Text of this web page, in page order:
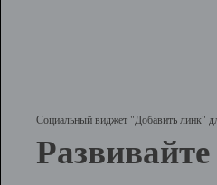
Социальный виджет "Добавить линк"